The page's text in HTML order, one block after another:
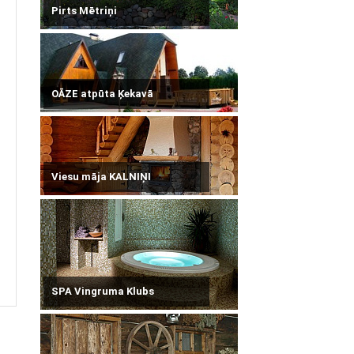
Pirts Mētriņi
OĀZE atpūta Ķekavā
Viesu māja KALNIŅI
SPA Vingruma Klubs